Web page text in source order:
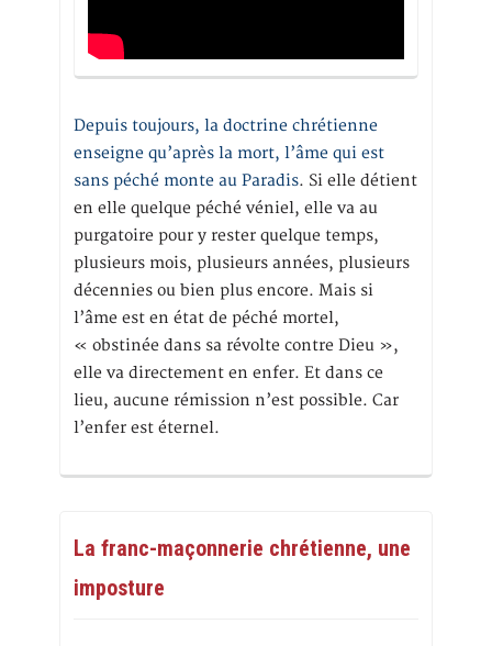
Depuis toujours, la doctrine chrétienne
enseigne qu’après la mort, l’âme qui est
sans péché monte au Paradis. Si elle détient
en elle quelque péché véniel, elle va au
purgatoire pour y rester quelque temps,
plusieurs mois, plusieurs années, plusieurs
décennies ou bien plus encore. Mais si
l’âme est en état de péché mortel,
« obstinée dans sa révolte contre Dieu »,
elle va directement en enfer. Et dans ce
lieu, aucune rémission n’est possible. Car
l’enfer est éternel.
La franc-maçonnerie chrétienne, une
imposture